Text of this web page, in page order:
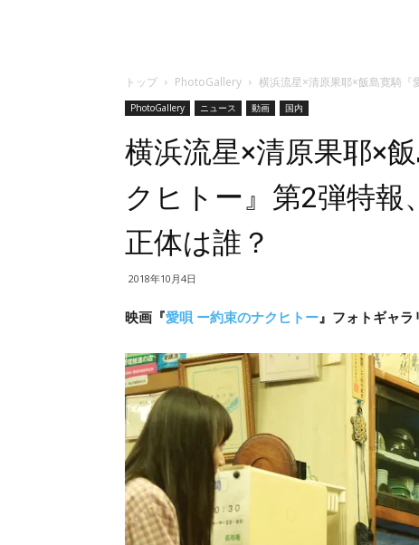
トップ PhotoGallery 横浜流星×清原果耶×飯島寛騎『
PhotoGallery ニュース 動画 国内
横浜流星×清原果耶×
クヒトー』第2弾特報
正体は誰？
2018年10月4日
映画『愛唄 ー約束のナクヒトー 』フォトギャラ